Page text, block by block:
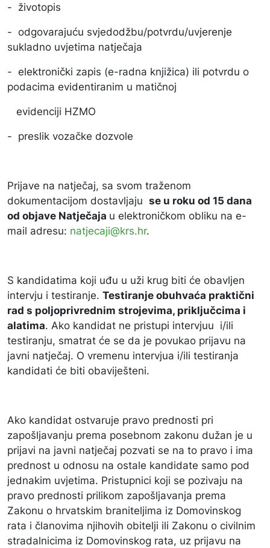
- životopis
- odgovarajuću svjedodžbu/potvrdu/uvjerenje
sukladno uvjetima natječaja
- elektronički zapis (e-radna knjižica) ili potvrdu o
podacima evidentiranim u matičnoj
evidenciji HZMO
- preslik vozačke dozvole
Prijave na natječaj, sa svom traženom
dokumentacijom dostavljaju se u roku od 15 dana
od objave Natječaja u elektroničkom obliku na e-
mail adresu: natjecaji@krs.hr.
S kandidatima koji uđu u uži krug biti će obavljen
intervju i testiranje. Testiranje obuhvaća praktični
rad s poljoprivrednim strojevima, priključcima i
alatima. Ako kandidat ne pristupi intervjuu i/ili
testiranju, smatrat će se da je povukao prijavu na
javni natječaj. O vremenu intervjua i/ili testiranja
kandidati će biti obaviješteni.
Ako kandidat ostvaruje pravo prednosti pri
zapošljavanju prema posebnom zakonu dužan je u
prijavi na javni natječaj pozvati se na to pravo i ima
prednost u odnosu na ostale kandidate samo pod
jednakim uvjetima. Pristupnici koji se pozivaju na
pravo prednosti prilikom zapošljavanja prema
Zakonu o hrvatskim braniteljima iz Domovinskog
rata i članovima njihovih obitelji ili Zakonu o civilnim
stradalnicima iz Domovinskog rata, uz prijavu na